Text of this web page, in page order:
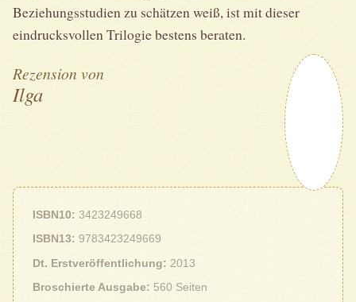
Beziehungsstudien zu schätzen weiß, ist mit dieser
eindrucksvollen Trilogie bestens beraten.
Rezension von
Ilga
ISBN10
3423249668
ISBN13 9783423249669
Dt. Erstveröffentlichung
2013
Broschierte Ausgabe
560 Seiten